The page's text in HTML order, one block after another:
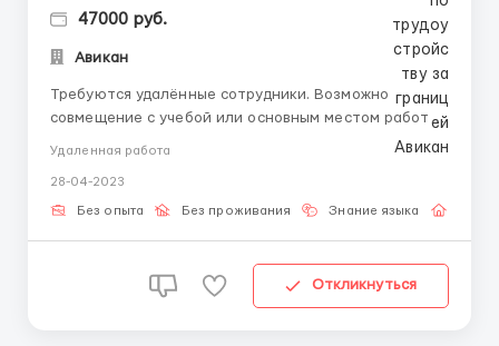
47000 руб.
Авикан
Требуются удалённые сотрудники. Возможно
совмещение c учебой или основным местом работы.
• набор и корректировка текста, • обработка,
усидчивость, грамотность, оперативность.
-своевременная оплата без задержек, рассмотрим
Удаленная работа
28-04-2023
Без опыта Без проживания Знание языка
Откликнуться